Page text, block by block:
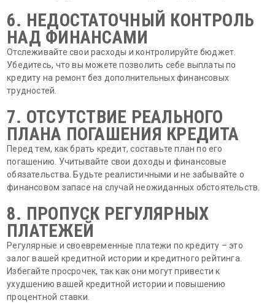
6. НЕДОСТАТОЧНЫЙ КОНТРОЛЬ
НАД ФИНАНСАМИ
Отслеживайте свои расходы и контролируйте бюджет.
Убедитесь, что вы можете позволить себе выплаты по
кредиту на ремонт без дополнительных финансовых
трудностей.
7. ОТСУТСТВИЕ РЕАЛЬНОГО
ПЛАНА ПОГАШЕНИЯ КРЕДИТА
Перед тем, как брать кредит, составьте план по его
погашению. Учитывайте свои доходы и финансовые
обязательства. Будьте реалистичными и не забывайте о
финансовом запасе на случай неожиданных обстоятельств.
8. ПРОПУСК РЕГУЛЯРНЫХ
ПЛАТЕЖЕЙ
Регулярные и своевременные платежи по кредиту – это
залог вашей кредитной истории и кредитного рейтинга.
Избегайте просрочек, так как они могут привести к
ухудшению вашей кредитной истории и повышению
процентной ставки.